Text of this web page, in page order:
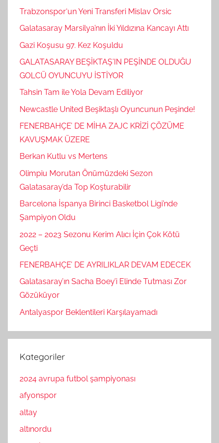
Trabzonspor‘un Yeni Transferi Mislav Orsic
Galatasaray Marsilya’nın İki Yıldızına Kancayı Attı
Gazi Koşusu 97. Kez Koşuldu
GALATASARAY BEŞİKTAŞ’IN PEŞİNDE OLDUĞU
GOLCÜ OYUNCUYU İSTİYOR
Tahsin Tam ile Yola Devam Ediliyor
Newcastle United Beşiktaşlı Oyuncunun Peşinde!
FENERBAHÇE’ DE MİHA ZAJC KRİZİ ÇÖZÜME
KAVUŞMAK ÜZERE
Berkan Kutlu vs Mertens
Olimpiu Morutan Önümüzdeki Sezon
Galatasaray’da Top Koşturabilir
Barcelona İspanya Birinci Basketbol Ligi’nde
Şampiyon Oldu
2022 – 2023 Sezonu Kerim Alıcı İçin Çok Kötü
Geçti
FENERBAHÇE’ DE AYRILIKLAR DEVAM EDECEK
Galatasaray’ın Sacha Boey’i Elinde Tutması Zor
Gözüküyor
Antalyaspor Beklentileri Karşılayamadı
Kategoriler
2024 avrupa futbol şampiyonası
afyonspor
altay
altınordu